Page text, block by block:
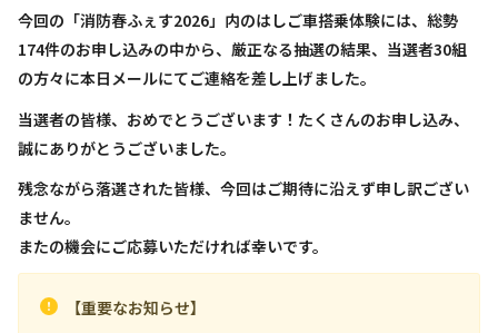
今回の「消防春ふぇす2026」内のはしご車搭乗体験には、総勢
174件のお申し込みの中から、厳正なる抽選の結果、当選者30組
の方々に本日メールにてご連絡を差し上げました。
当選者の皆様、おめでとうございます！たくさんのお申し込み、
誠にありがとうございました。
残念ながら落選された皆様、今回はご期待に沿えず申し訳ござい
ません。
またの機会にご応募いただければ幸いです。
【重要なお知らせ】